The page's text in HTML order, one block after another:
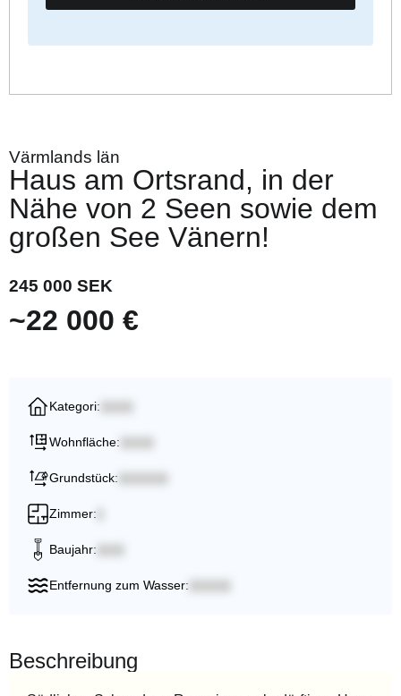
Värmlands län
Haus am Ortsrand, in der
Nähe von 2 Seen sowie dem
großen See Vänern!
245 000 SEK
~22 000 €
Kategori:
Wohnfläche:
Grundstück:
Zimmer:
Baujahr:
Entfernung zum Wasser:
Beschreibung